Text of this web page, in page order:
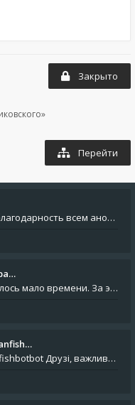
Закрыто
Перейти
Хочу выразить искреннюю благодарность всем анонимным пользователям, которые поддержали наше сообщество финансово. Благод
💡 Друзья, скажу прямо. Осталось мало времени. За это время нам нужно закрыть последние обязательные расходы: около 500
Звіти пишіть роботу @oceanfishbotbot Друзі, важливе повідомлення для учасників форума. Основне звернення опублікован